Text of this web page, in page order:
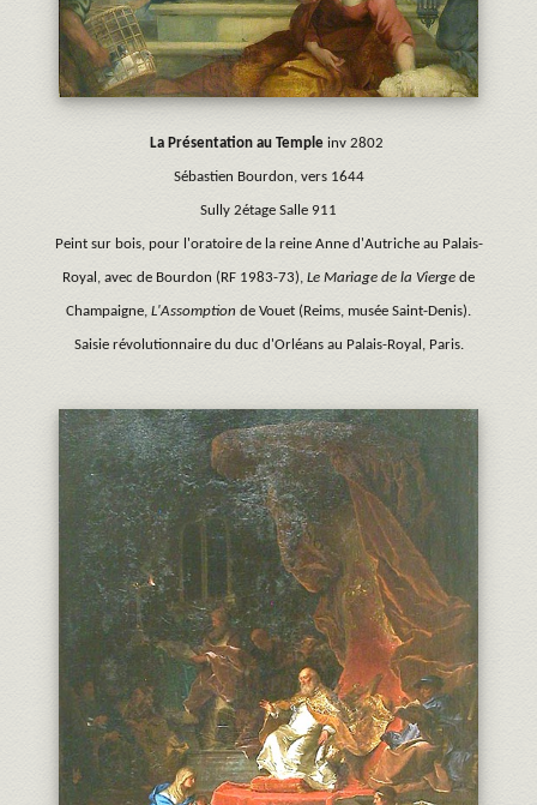
La Présentation au Temple inv 2802
Sébastien Bourdon, vers 1644
Sully 2étage Salle 911
Peint sur bois, pour l'oratoire de la reine Anne d'Autriche au Palais-
Royal, avec de Bourdon (RF 1983-73), Le Mariage de la Vierge de
Champaigne, L'Assomption de Vouet (Reims, musée Saint-Denis).
Saisie révolutionnaire du duc d'Orléans au Palais-Royal, Paris.